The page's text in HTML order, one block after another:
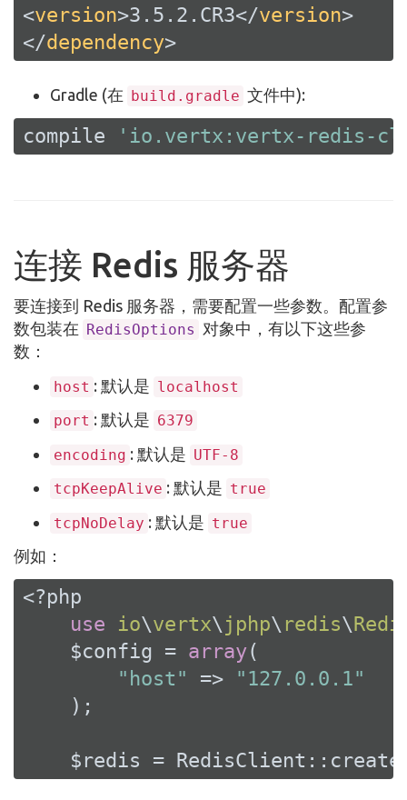
<version>3.5.2.CR3</version>
</dependency>
Gradle (在 build.gradle 文件中):
compile 'io.vertx:vertx-redis-
连接 Redis 服务器
要连接到 Redis 服务器，需要配置一些参数。配置参
数包装在 RedisOptions 对象中，有以下这些参
数：
host : 默认是 localhost
port : 默认是 6379
encoding : 默认是 UTF-8
tcpKeepAlive : 默认是 true
tcpNoDelay : 默认是 true
例如：
<?php
use
io\vertx\ jphp\ redis\
    $config =
array(
"host"
=>
"127.0.0.1"
    );
$redis =